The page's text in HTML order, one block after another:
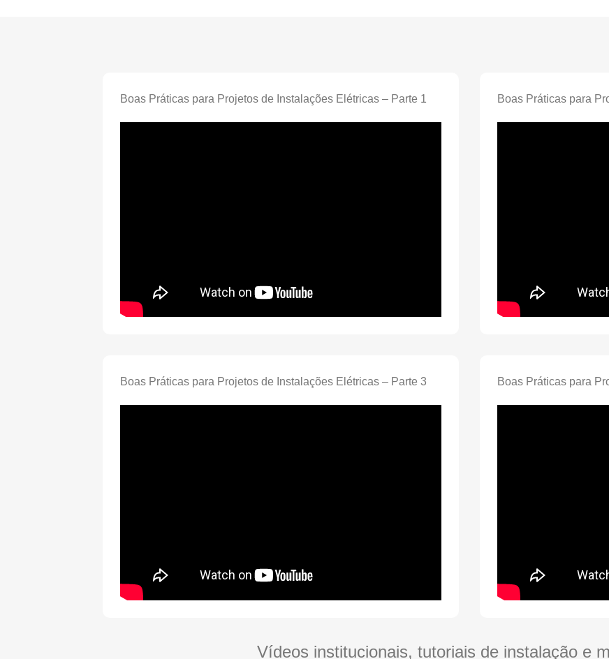
Boas Práticas para Projetos de Instalações Elétricas – Parte 1 Boas Práticas para
Boas Práticas para Projetos de Instalações Elétricas – Parte 3 Boas Práticas para
Vídeos institucionais, tutoriais de instalação e